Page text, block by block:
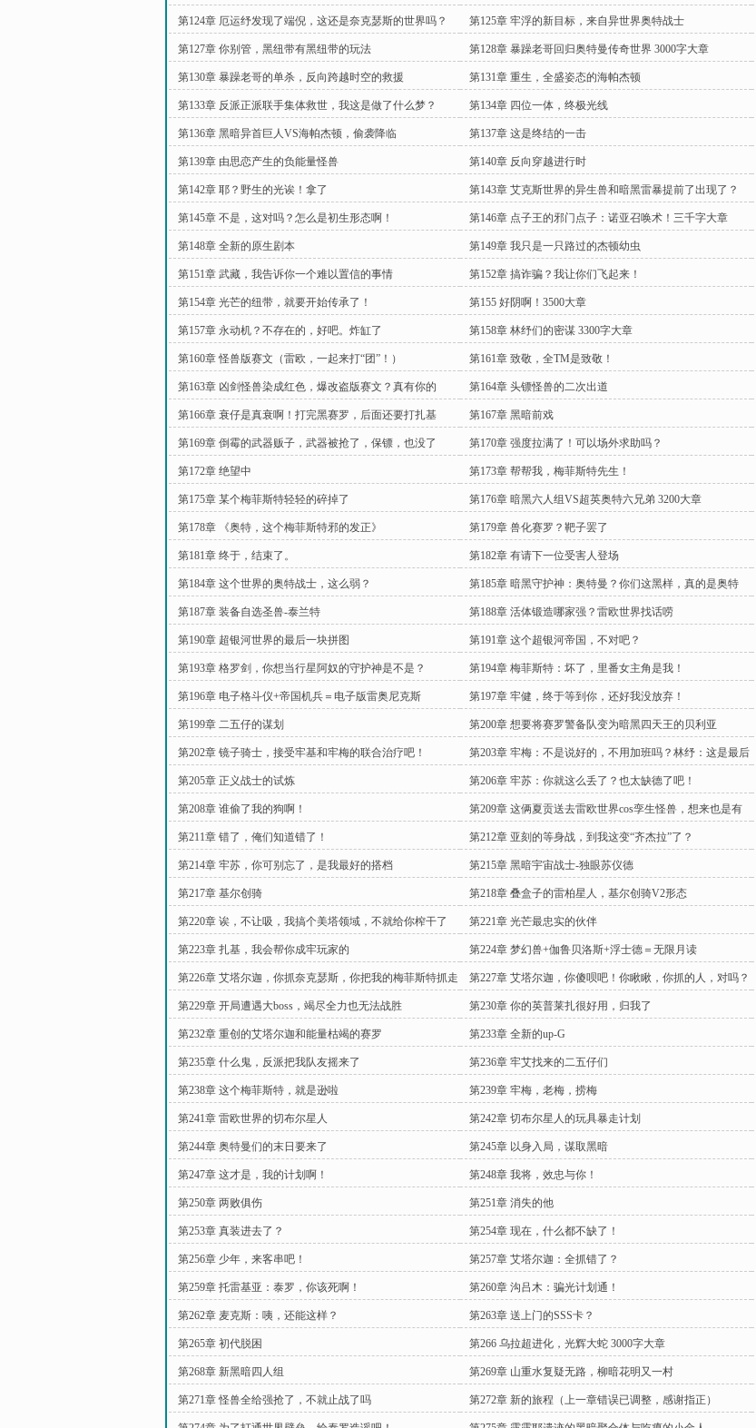
第124章 厄运纾发现了端倪，这还是奈克瑟斯的世界吗？ 第125章 牢浮的新目标，来自异世界奥特战士
第127章 你别管，黑纽带有黑纽带的玩法 第128章 暴躁老哥回归奥特曼传奇世界 3000字大章
第130章 暴躁老哥的单杀，反向跨越时空的救援 第131章 重生，全盛姿态的海帕杰顿
第133章 反派正派联手集体救世，我这是做了什么梦？ 第134章 四位一体，终极光线
第136章 黑暗异首巨人VS海帕杰顿，偷袭降临 第137章 这是终结的一击
第139章 由思恋产生的负能量怪兽 第140章 反向穿越进行时
第142章 耶？野生的光诶！拿了 第143章 艾克斯世界的异生兽和暗黑雷暴提前了出现了？
第145章 不是，这对吗？怎么是初生形态啊！ 第146章 点子王的邪门点子：诺亚召唤术！三千字大章
第148章 全新的原生剧本 第149章 我只是一只路过的杰顿幼虫
第151章 武藏，我告诉你一个难以置信的事情 第152章 搞诈骗？我让你们飞起来！
第154章 光芒的纽带，就要开始传承了！ 第155 好阴啊！3500大章
第157章 永动机？不存在的，好吧。炸缸了 第158章 林纾们的密谋 3300字大章
第160章 怪兽版赛文（雷欧，一起来打“团”！） 第161章 致敬，全TM是致敬！
第163章 凶剑怪兽染成红色，爆改盗版赛文？真有你的 第164章 头镖怪兽的二次出道
第166章 衰仔是真衰啊！打完黑赛罗，后面还要打扎基 第167章 黑暗前戏
第169章 倒霉的武器贩子，武器被抢了，保镖，也没了 第170章 强度拉满了！可以场外求助吗？
第172章 绝望中 第173章 帮帮我，梅菲斯特先生！
第175章 某个梅菲斯特轻轻的碎掉了 第176章 暗黑六人组VS超英奥特六兄弟 3200大章
第178章 《奥特，这个梅菲斯特邪的发正》 第179章 兽化赛罗？靶子罢了
第181章 终于，结束了。 第182章 有请下一位受害人登场
第184章 这个世界的奥特战士，这么弱？
第185章 暗黑守护神：奥特曼？你们这黑样，真的是奥特
曼？
第187章 装备自选圣兽-泰兰特 第188章 活体锻造哪家强？雷欧世界找话唠
第190章 超银河世界的最后一块拼图 第191章 这个超银河帝国，不对吧？
第193章 格罗剑，你想当行星阿奴的守护神是不是？ 第194章 梅菲斯特：坏了，里番女主角是我！
第196章 电子格斗仪+帝国机兵＝电子版雷奥尼克斯 第197章 牢健，终于等到你，还好我没放弃！
第199章 二五仔的谋划 第200章 想要将赛罗警备队变为暗黑四天王的贝利亚
第202章 镜子骑士，接受牢基和牢梅的联合治疗吧！
第203章 牢梅：不是说好的，不用加班吗？林纾：这是最后
一次了
第205章 正义战士的试炼 第206章 牢苏：你就这么丢了？也太缺德了吧！
第208章 谁偷了我的狗啊！
第209章 这俩夏贡送去雷欧世界cos孪生怪兽，想来也是有
趣
第211章 错了，俺们知道错了！ 第212章 亚刻的等身战，到我这变“齐杰拉”了？
第214章 牢苏，你可别忘了，是我最好的搭档 第215章 黑暗宇宙战士-独眼苏仪德
第217章 基尔创骑 第218章 叠盒子的雷柏星人，基尔创骑V2形态
第220章 诶，不让吸，我搞个美塔领域，不就给你榨干了
吗？
第221章 光芒最忠实的伙伴
第223章 扎基，我会帮你成牢玩家的 第224章 梦幻兽+伽鲁贝洛斯+浮士德＝无限月读
第226章 艾塔尔迦，你抓奈克瑟斯，你把我的梅菲斯特抓走
了？
第227章 艾塔尔迦，你傻呗吧！你瞅瞅，你抓的人，对吗？
第229章 开局遭遇大boss，竭尽全力也无法战胜 第230章 你的英普莱扎很好用，归我了
第232章 重创的艾塔尔迦和能量枯竭的赛罗 第233章 全新的up-G
第235章 什么鬼，反派把我队友摇来了 第236章 牢艾找来的二五仔们
第238章 这个梅菲斯特，就是逊啦 第239章 牢梅，老梅，捞梅
第241章 雷欧世界的切布尔星人 第242章 切布尔星人的玩具暴走计划
第244章 奥特曼们的末日要来了 第245章 以身入局，谋取黑暗
第247章 这才是，我的计划啊！ 第248章 我将，效忠与你！
第250章 两败俱伤 第251章 消失的他
第253章 真装进去了？ 第254章 现在，什么都不缺了！
第256章 少年，来客串吧！ 第257章 艾塔尔迦：全抓错了？
第259章 托雷基亚：泰罗，你该死啊！ 第260章 沟吕木：骗光计划通！
第262章 麦克斯：咦，还能这样？ 第263章 送上门的SSS卡？
第265章 初代脱困 第266 乌拉超进化，光辉大蛇 3000字大章
第268章 新黑暗四人组 第269章 山重水复疑无路，柳暗花明又一村
第271章 怪兽全给强抢了，不就止战了吗 第272章 新的旅程（上一章错误已调整，感谢指正）